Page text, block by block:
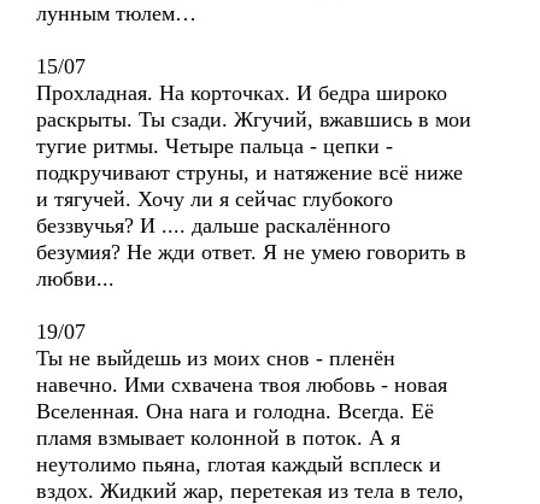
лунным тюлем…
15/07
Прохладная. На корточках. И бедра широко
раскрыты. Ты сзади. Жгучий, вжавшись в мои
тугие ритмы. Четыре пальца - цепки -
подкручивают струны, и натяжение всё ниже
и тягучей. Хочу ли я сейчас глубокого
беззвучья? И .... дальше раскалённого
безумия? Не жди ответ. Я не умею говорить в
любви...
19/07
Ты не выйдешь из моих снов - пленён
навечно. Ими схвачена твоя любовь - новая
Вселенная. Она нага и голодна. Всегда. Её
пламя взмывает колонной в поток. А я
неутолимо пьяна, глотая каждый всплеск и
вздох. Жидкий жар, перетекая из тела в тело,